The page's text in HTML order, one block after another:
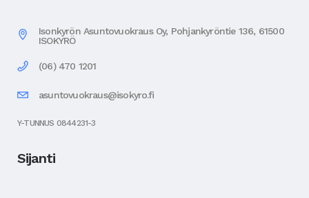
Isonkyrön Asuntovuokraus Oy, Pohjankyröntie 136, 61500
ISOKYRÖ
(06) 470 1201
asuntovuokraus@isokyro.fi
Y-TUNNUS 0844231-3
Sijanti